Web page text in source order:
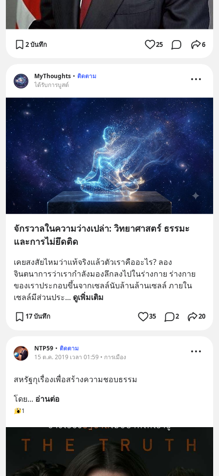
2 บันทึก 25 6
MyThoughts • ติดตาม
ได้รับการบูสต์
จักรวาลในความว่างเปล่า: วิทยาศาสตร์ ธรรมะ
และการไม่ยึดติด
เคยสงสัยไหมว่าแท้จริงแล้วตัวเราคืออะไร? ลอง
จินตนาการว่าเรากำลังมองลึกลงไปในร่างกาย ร่างกาย
ของเราประกอบขึ้นจากเซลล์นับล้านล้านเซลล์ ภายใน
เซลล์มีส่วนประ... ดูเพิ่มเติม
17 บันทึก 35 2 20
NTP59 • ติดตาม
15 ต.ค. 2019 เวลา 01:59 • การเมือง
สหรัฐกุเรื่องเพื่อสร้างความชอบธรรม
โดย... อ่านต่อ
1